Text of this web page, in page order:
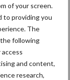
of your screen.
to providing you
The
following
and content,
research,
Let op
hittestre
ss